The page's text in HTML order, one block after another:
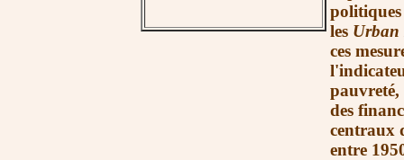
politiques
les Urban
ces
des
centraux
entre